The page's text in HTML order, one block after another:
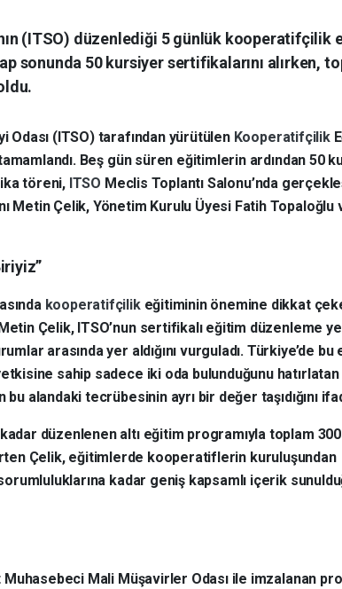
(ITSO) düzenlediği 5 günlük kooperatifçilik
sonunda 50 kursiyer sertifikalarını alırken,
Odası (ITSO) tarafından yürütülen Kooperatifçilik
tamamlandı. Beş gün süren eğitimlerin ardından 50
töreni, ITSO Meclis Toplantı Salonu’nda
Metin Çelik, Yönetim Kurulu Üyesi Fatih Topaloğlu
kooperatifçilik eğitiminin önemine dikkat
Çelik, ITSO’nun sertifikalı eğitim düzenleme
arasında yer aldığını vurguladı. Türkiye’de bu
sahip sadece iki oda bulunduğunu hatırlatan
bu alandaki tecrübesinin ayrı bir değer taşıdığını
düzenlenen altı eğitim programıyla toplam 300
Çelik, eğitimlerde kooperatiflerin kuruluşundan
kadar geniş kapsamlı içerik
Mali Müşavirler Odası ile imzalanan